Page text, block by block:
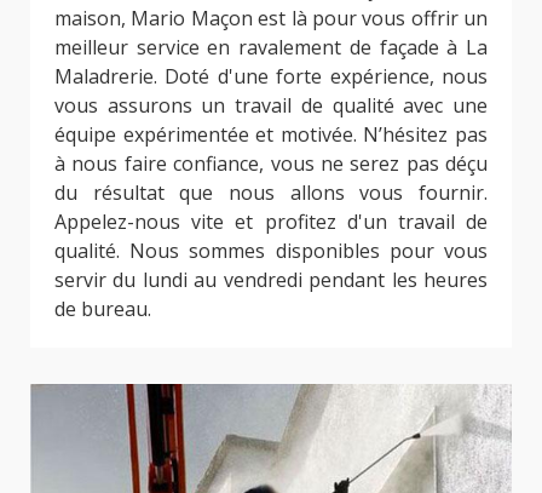
maison, Mario Maçon est là pour vous offrir un
meilleur service en ravalement de façade à La
Maladrerie. Doté d'une forte expérience, nous
vous assurons un travail de qualité avec une
équipe expérimentée et motivée. N’hésitez pas
à nous faire confiance, vous ne serez pas déçu
du résultat que nous allons vous fournir.
Appelez-nous vite et profitez d'un travail de
qualité. Nous sommes disponibles pour vous
servir du lundi au vendredi pendant les heures
de bureau.